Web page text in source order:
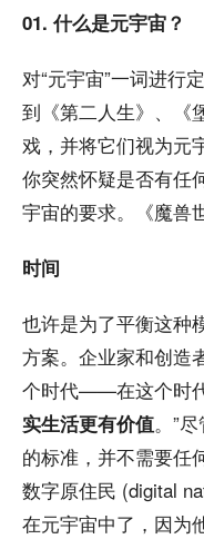
01. 什么是元宇宙？
对“元宇宙”一词进行
到《第二人生》、《
戏，并将它们视为元
你突然怀疑是否有任
宇宙的要求。《魔兽
时间
也许是为了平衡这种
方案。企业家和创造
个时代——在这个时
实生活更有价值。”
的标准，并不需要任
数字原住民 (digital
在元宇宙中了，因为